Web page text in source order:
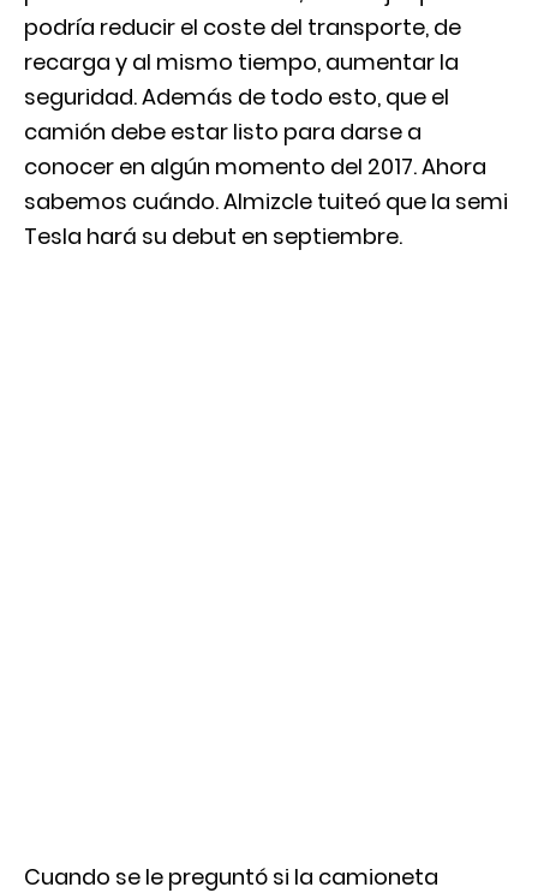
podría reducir el coste del transporte, de
recarga y al mismo tiempo, aumentar la
seguridad. Además de todo esto, que el
camión debe estar listo para darse a
conocer en algún momento del 2017. Ahora
sabemos cuándo. Almizcle tuiteó que la semi
Tesla hará su debut en septiembre.
Cuando se le preguntó si la camioneta